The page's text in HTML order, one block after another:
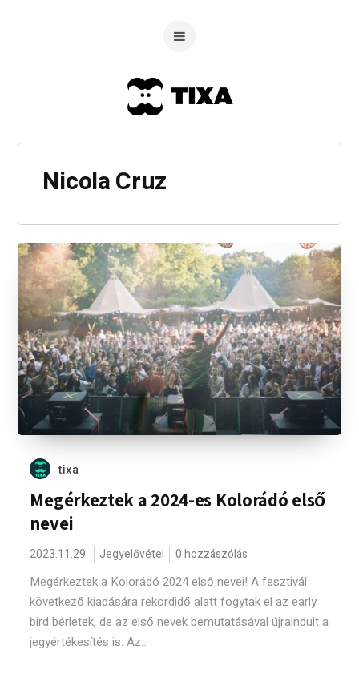
Nicola Cruz
tixa
Megérkeztek a 2024-es Kolorádó első
nevei
2023.11.29. Jegyelővétel 0 hozzászólás
Megérkeztek a Kolorádó 2024 első nevei! A fesztivál
következő kiadására rekordidő alatt fogytak el az early
bird bérletek, de az első nevek bemutatásával újraindult a
jegyértékesítés is. Az...